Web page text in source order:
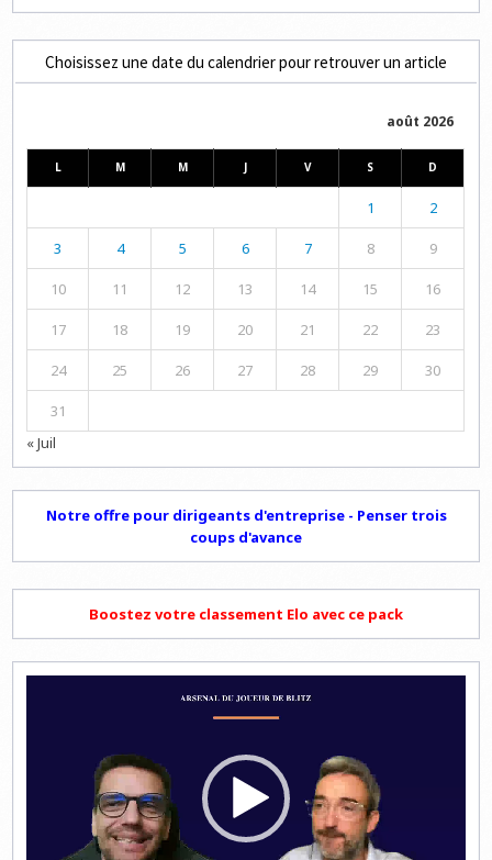
Choisissez une date du calendrier pour retrouver un article
août 2026
L M M J V S D
1 2
3 4 5 6 7 8 9
10 11 12 13 14 15 16
17 18 19 20 21 22 23
24 25 26 27 28 29 30
31
« Juil
Notre offre pour dirigeants d'entreprise - Penser trois
coups d'avance
Boostez votre classement Elo avec ce pack